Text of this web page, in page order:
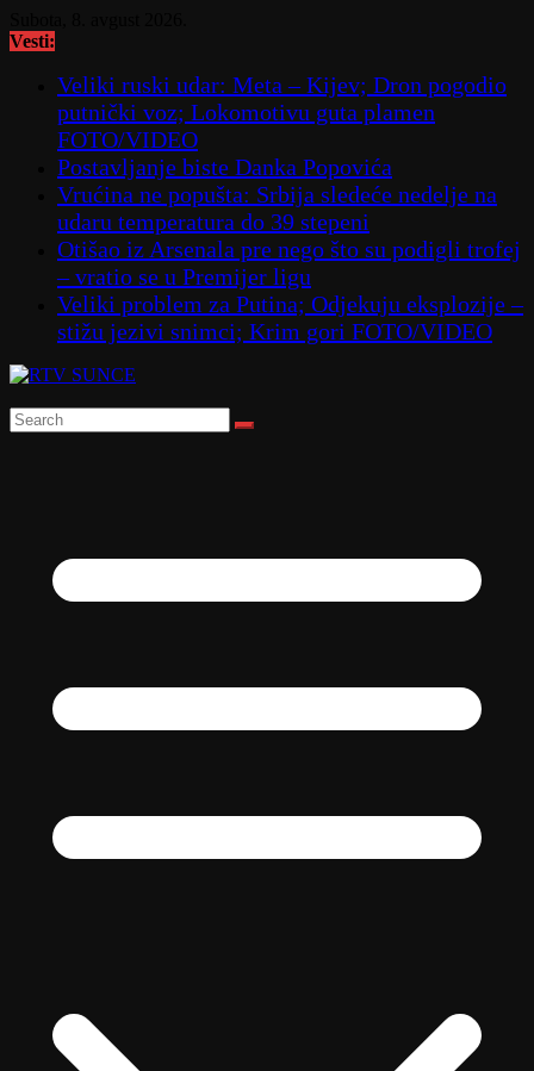
to
Vesti:
Veliki ruski udar: Meta – Kijev; Dron pogodio
putnički voz; Lokomotivu guta plamen
FOTO/VIDEO
Postavljanje biste Danka Popovića
Vrućina ne popušta: Srbija sledeće nedelje na
udaru temperatura do 39 stepeni
Otišao iz Arsenala pre nego što su podigli trofej
– vratio se u Premijer ligu
Veliki problem za Putina; Odjekuju eksplozije –
stižu jezivi snimci; Krim gori FOTO/VIDEO